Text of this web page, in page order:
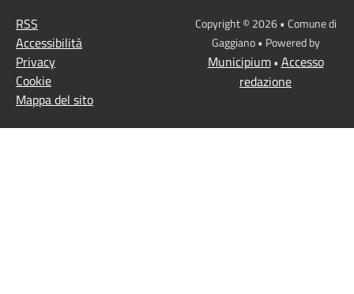
RSS
Accessibilità
Privacy
Cookie
Mappa del sito
Copyright © 2026 • Comune di
Gaggiano • Powered by
Municipium• Accesso
redazione